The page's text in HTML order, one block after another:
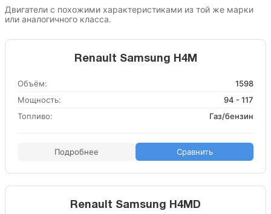
Двигатели с похожими характеристиками из той же марки
или аналогичного класса.
Renault Samsung H4M
Объём:
1598
Мощность:
94 - 117
Топливо:
Газ/бензин
Подробнее Сравнить
Renault Samsung H4MD